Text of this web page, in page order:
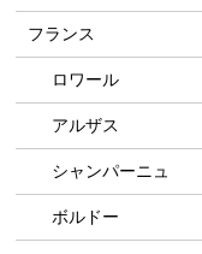
フランス
ロワール
アルザス
シャンパーニュ
ボルドー